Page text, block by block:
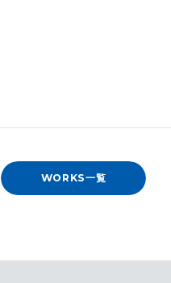
WORKS一覧